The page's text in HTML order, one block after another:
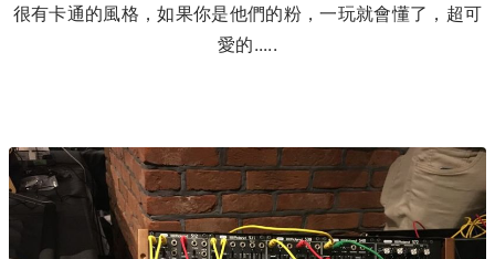
很有卡通的風格，如果你是他們的粉，一玩就會懂了，超可
愛的.....